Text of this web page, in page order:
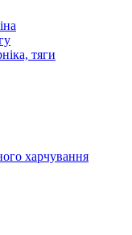
тяги
харчування